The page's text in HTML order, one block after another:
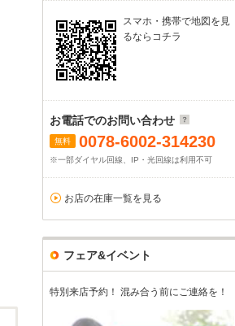
スマホ・携帯で地図を見
るならコチラ
お電話でのお問い合わせ
無料 0078-6002-314230
※一部ダイヤル回線、IP・光回線は利用不可
お店の在庫一覧を見る
フェア&イベント
特別来店予約！ 混み合う前にご連絡を！